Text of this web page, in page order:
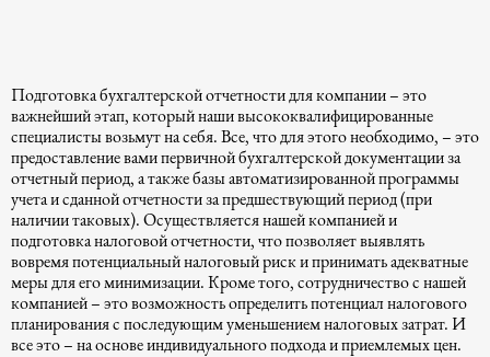
Подготовка бухгалтерской отчетности для компании – это
важнейший этап, который наши высококвалифицированные
специалисты возьмут на себя. Все, что для этого необходимо, – это
предоставление вами первичной бухгалтерской документации за
отчетный период, а также базы автоматизированной программы
учета и сданной отчетности за предшествующий период (при
наличии таковых). Осуществляется нашей компанией и
подготовка налоговой отчетности, что позволяет выявлять
вовремя потенциальный налоговый риск и принимать адекватные
меры для его минимизации. Кроме того, сотрудничество с нашей
компанией – это возможность определить потенциал налогового
планирования с последующим уменьшением налоговых затрат. И
все это – на основе индивидуального подхода и приемлемых цен.